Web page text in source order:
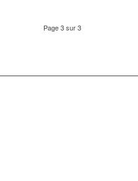
Page 3 sur 3